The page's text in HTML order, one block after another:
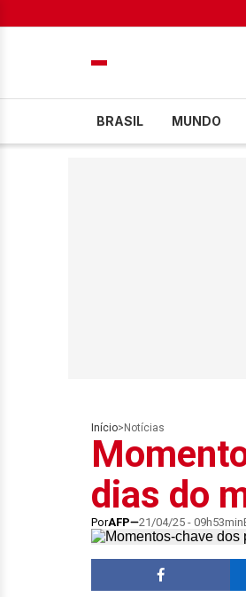
BRASIL MUNDO
Início> Notícias
dias do
PorAFP 21/04/25 - 09h53min